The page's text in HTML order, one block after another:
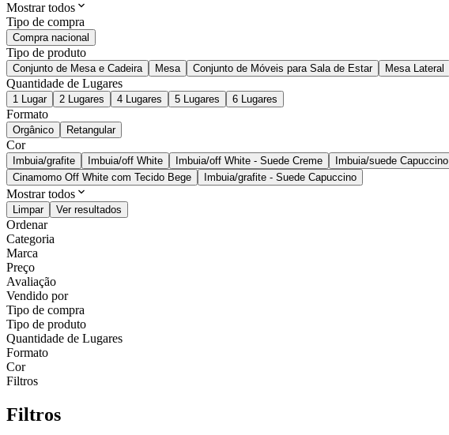
Mostrar todos
Tipo de compra
Compra nacional
Tipo de produto
Conjunto de Mesa e Cadeira Mesa Conjunto de Móveis para Sala de Estar Mesa Lateral
Quantidade de Lugares
1 Lugar 2 Lugares 4 Lugares 5 Lugares 6 Lugares
Formato
Orgânico Retangular
Cor
Imbuia/grafite Imbuia/off White Imbuia/off White - Suede Creme Imbuia/suede Capuccino
Cinamomo Off White com Tecido Bege
Imbuia/grafite - Suede Capuccino
Mostrar todos
Limpar Ver resultados
Ordenar
Categoria
Marca
Preço
Avaliação
Vendido por
Tipo de compra
Tipo de produto
Quantidade de Lugares
Formato
Cor
Filtros
Filtros